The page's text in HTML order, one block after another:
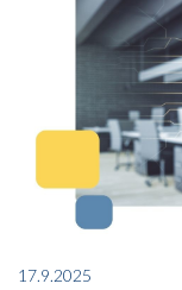
17.9.2025